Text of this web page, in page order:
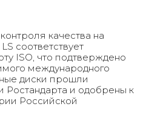
качества на
соответствует
ISO, что подтверждено
международного
диски прошли
Ростандарта и одобрены к
Российской